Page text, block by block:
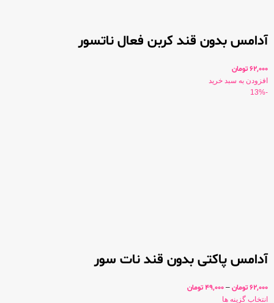
آدامس بدون قند کربن فعال ناتسور
62,000تومان
افزودن به سبد خرید
-13%
آدامس پاکتی بدون قند نات سور
62,000تومان –
49,000 تومان
انتخاب گزینه ها